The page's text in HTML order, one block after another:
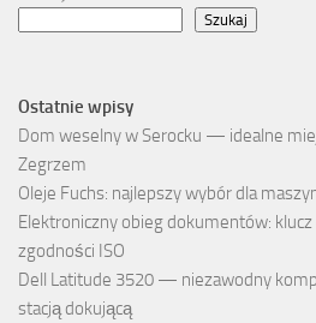
Szukaj
Ostatnie wpisy
Dom weselny w Serocku — idealne
Zegrzem
Oleje Fuchs: najlepszy wybór dla
Elektroniczny obieg dokumentów:
zgodności ISO
Dell Latitude 3520 — niezawodny
stacją dokującą